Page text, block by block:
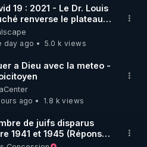
SUR ODYSEE
sont aussi sur la
19 : 2021 - Le Dr. Louis
renverse le plateau
!
day ago
5.0 k views
a Dieu avec la meteo -
ago
1.8 k views
de juifs disparus
1941 et 1945 (Réponse
accusateurs)